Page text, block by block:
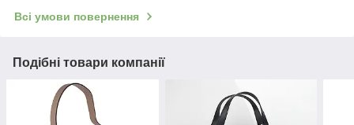
Всі умови повернення
Подібні товари компанії